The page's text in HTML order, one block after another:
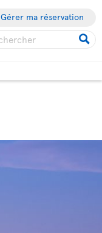
Gérer ma réservation